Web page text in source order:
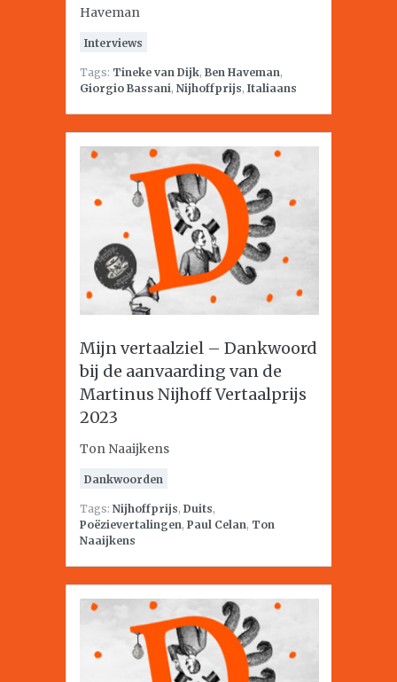
Haveman
Interviews
Tags: Tineke van Dijk, Ben Haveman,
Giorgio Bassani, Nijhoffprijs, Italiaans
Mijn vertaalziel – Dankwoord
bij de aanvaarding van de
Martinus Nijhoff Vertaalprijs
2023
Ton Naaijkens
Dankwoorden
Tags: Nijhoffprijs, Duits,
Poëzievertalingen, Paul Celan, Ton
Naaijkens